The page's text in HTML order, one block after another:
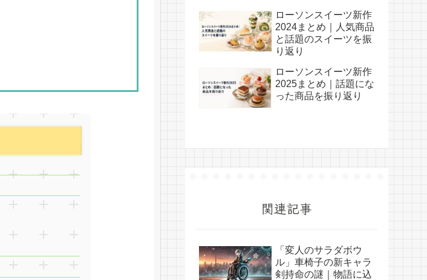
ローソンスイーツ新作
2024まとめ｜人気商品
と話題のスイーツを振
り返り
ローソンスイーツ新作
2025まとめ｜話題にな
った商品を振り返り
関連記事
「変人のサラダボウ
ル」車椅子の新キャラ
剣持命の謎｜物語に込